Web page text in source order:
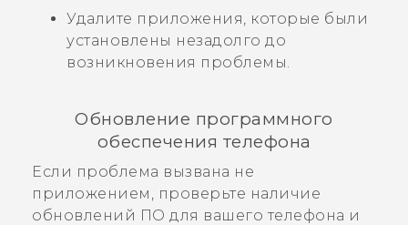
Удалите приложения, которые были
установлены незадолго до
возникновения проблемы.
Обновление программного
обеспечения телефона
Если проблема вызвана не
приложением, проверьте наличие
обновлений ПО для вашего телефона и